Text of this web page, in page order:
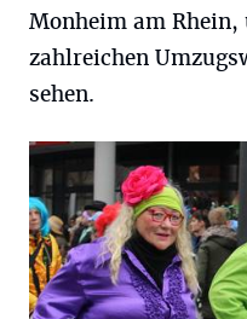
Monheim am Rhein,
zahlreichen
sehen.